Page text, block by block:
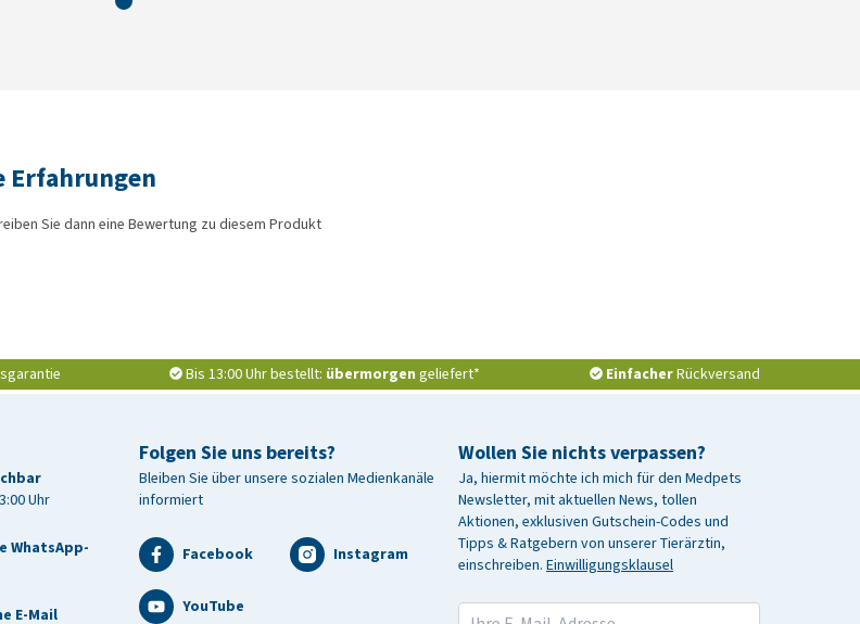
Erfahrungen
Sie dann eine Bewertung zu diesem Produkt
Bis 13:00 Uhr bestellt: übermorgen geliefert* EinfacherRückversand
Uhr
WhatsApp-
E-Mail
Wollen Sie nichts verpassen?
Ja, hiermit möchte ich mich für den Medpets
Newsletter, mit aktuellen News, tollen
Aktionen, exklusiven Gutschein-Codes und
Tipps & Ratgebern von unserer Tierärztin,
einschreiben. Einwilligungsklausel
Folgen Sie uns bereits?
Bleiben Sie über unsere sozialen Medienkanäle
informiert
Facebook Instagram
YouTube